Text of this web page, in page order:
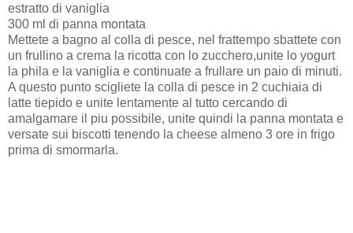
estratto di vaniglia
300 ml di panna montata
Mettete a bagno al colla di pesce, nel frattempo sbattete con
un frullino a crema la ricotta con lo zucchero,unite lo yogurt
la phila e la vaniglia e continuate a frullare un paio di minuti.
A questo punto scigliete la colla di pesce in 2 cuchiaia di
latte tiepido e unite lentamente al tutto cercando di
amalgamare il piu possibile, unite quindi la panna montata e
versate sui biscotti tenendo la cheese almeno 3 ore in frigo
prima di smormarla.